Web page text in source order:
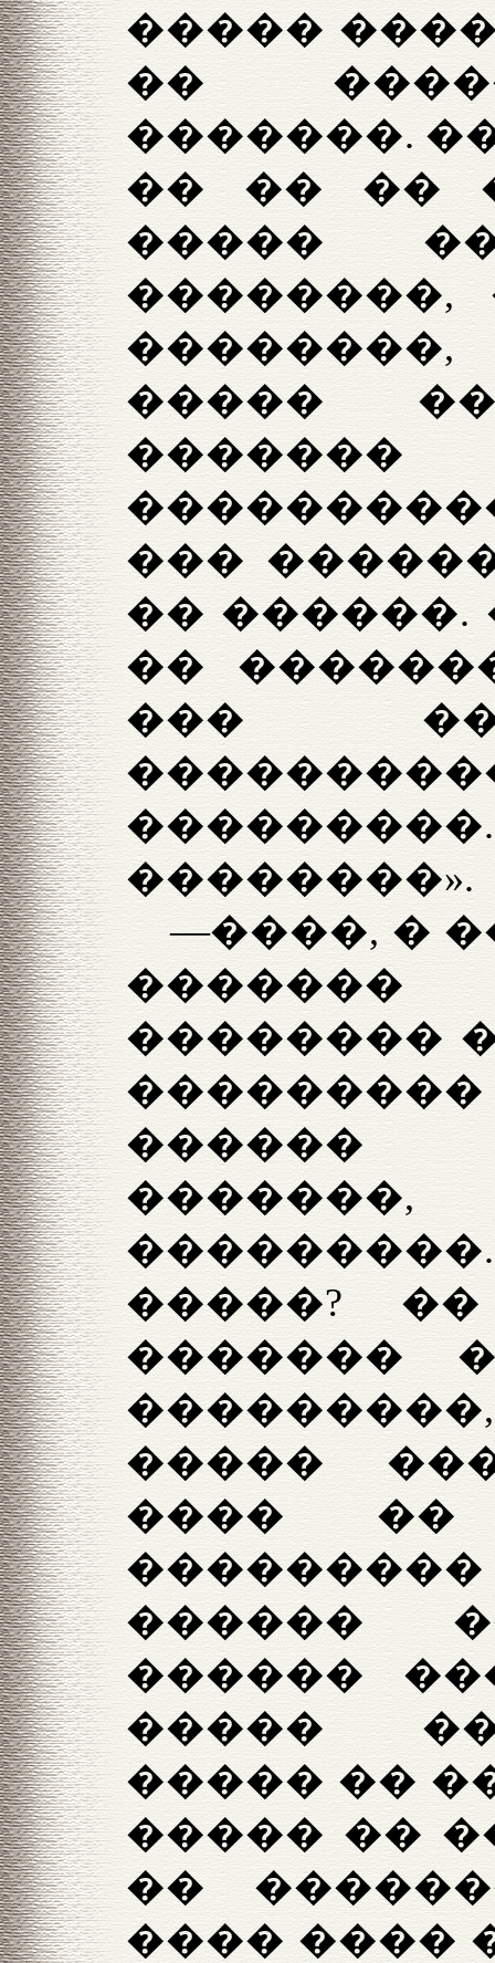
�����
��
�������.
�� �� ��
�����
�����
���
�� ������.
��
���
��������».
—����, �
��������
������
�����?
�������
�����
���� ��
������
������
�����
����� ��
����� ��
��
���� ����